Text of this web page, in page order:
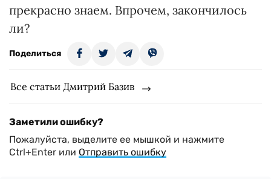
прекрасно знаем. Впрочем, закончилось
ли?
Поделиться
Все статьи Дмитрий Базив
Заметили ошибку?
Пожалуйста, выделите ее мышкой и нажмите
Ctrl+Enter или Отправить ошибку